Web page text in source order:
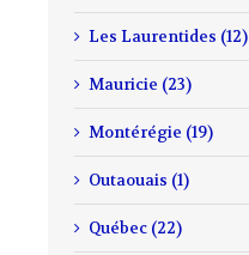
Les Laurentides (12)
Mauricie (23)
Montérégie (19)
Outaouais (1)
Québec (22)